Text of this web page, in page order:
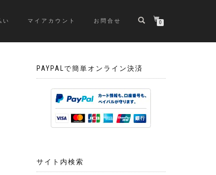
い マイアカウント お問合せ 0
PAYPALで簡単オンライン決済
サイト内検索